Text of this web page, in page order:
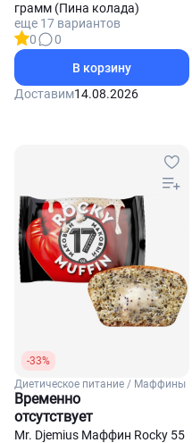
грамм (Пина колада)
еще 17 вариантов
0
0
В корзину
Доставим14.08.2026
-33%
Диетическое питание / Маффины
Временно
отсутствует
Mr. Djemius Маффин Rocky 55